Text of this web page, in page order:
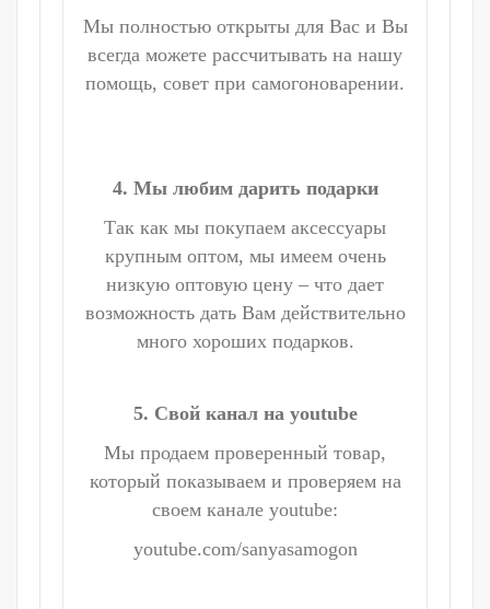
Мы полностью открыты для Вас и Вы
всегда можете рассчитывать на нашу
помощь, совет при самогоноварении.
4. Мы любим дарить подарки
Так как мы покупаем аксессуары
крупным оптом, мы имеем очень
низкую оптовую цену – что дает
возможность дать Вам действительно
много хороших подарков.
5. Свой канал на youtube
Мы продаем проверенный товар,
который показываем и проверяем на
своем канале youtube:
youtube.com/sanyasamogon